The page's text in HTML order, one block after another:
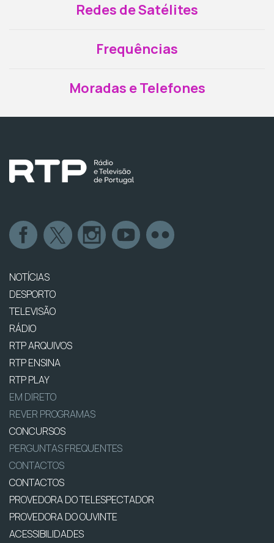
Redes de Satélites
Frequências
Moradas e Telefones
NOTÍCIAS
DESPORTO
TELEVISÃO
RÁDIO
RTP ARQUIVOS
RTP ENSINA
RTP PLAY
EM DIRETO
REVER PROGRAMAS
CONCURSOS
PERGUNTAS FREQUENTES
CONTACTOS
CONTACTOS
PROVEDORA DO TELESPECTADOR
PROVEDORA DO OUVINTE
ACESSIBILIDADES